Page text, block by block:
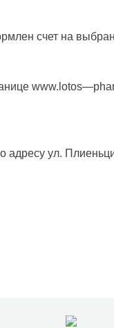
счет на
www. lotos—
адресу ул.